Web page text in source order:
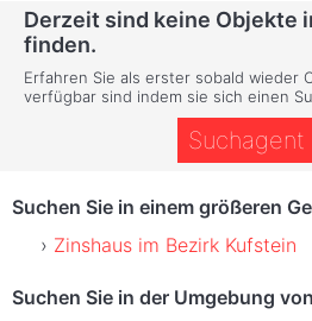
Derzeit sind keine Objekte
finden.
Erfahren Sie als erster sobald wieder
verfügbar sind indem sie sich einen
Suchagent
Suchen Sie in einem größeren
Zinshaus im Bezirk Kufstein
Suchen Sie in der Umgebung